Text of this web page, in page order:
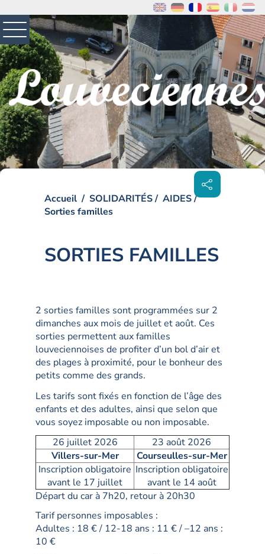
MENU
PRINCIPAL
Visiter la page accueil du site de Louveciennes
Accueil SOLIDARITÉS
AIDES
Sorties familles
Partager
sur les
réseaux
sociaux
SORTIES FAMILLES
2 sorties familles sont programmées sur 2
dimanches aux mois de juillet et août. Ces
sorties permettent aux familles
louveciennoises de profiter d’un bol d’air et
des plages à proximité, pour le bonheur des
petits comme des grands.
Les tarifs sont fixés en fonction de l’âge des
enfants et des adultes, ainsi que selon que
vous soyez imposable ou non imposable.
26 juillet 2026
23 août 2026
Villers-sur-Mer
Courseulles-sur-Mer
Inscription obligatoire
avant le 17 juillet
Inscription obligatoire
avant le 14 août
Départ du car à 7h20, retour à 20h30
Tarif personnes imposables :
Adultes : 18 € / 12-18 ans : 11 € / –12 ans :
10 €